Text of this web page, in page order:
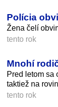
Polícia
Žena čelí
tento rok
Mnohí
Pred letom sa
taktiež na
tento rok